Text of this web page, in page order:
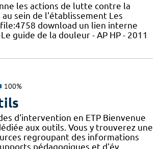
les actions de lutte contre la
sein de l'établissement Les
download un lien interne
guide de la douleur - AP HP - 2011
100%
d'intervention en ETP Bienvenue
aux outils. Vous y trouverez une
regroupant des informations
pédagogiques et d'év